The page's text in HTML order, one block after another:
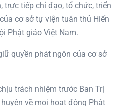
trực tiếp chỉ đạo, tổ chức, triển
cơ sở tự viện tuân thủ Hiến
Phật giáo Việt Nam.
quyền phát ngôn của cơ sở
trách nhiệm trước Ban Trị
về mọi hoạt động Phật